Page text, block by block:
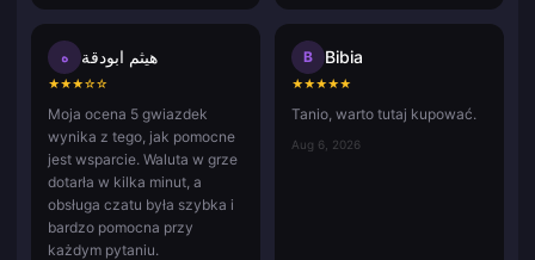
ه هيثم ابودقة
★★★☆☆
Moja ocena 5 gwiazdek
wynika z tego, jak pomocne
jest wsparcie. Waluta w grze
dotarła w kilka minut, a
obsługa czatu była szybka i
bardzo pomocna przy
każdym pytaniu.
B Bibia
★★★★★
Tanio, warto tutaj kupować.
Aug 6, 2026